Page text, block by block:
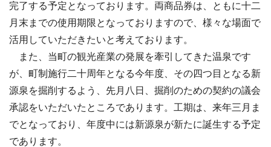
完了する予定となっております。両商品券は、ともに十二
月末までの使用期限となっておりますので、様々な場面で
活用していただきたいと考えております。
また、当町の観光産業の発展を牽引してきた温泉です
が、町制施行二十周年となる今年度、その四つ目となる新
源泉を掘削するよう、先月八日、掘削のための契約の議会
承認をいただいたところであります。工期は、来年三月ま
でとなっており、年度中には新源泉が新たに誕生する予定
であります。